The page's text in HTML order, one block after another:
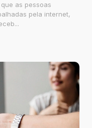
as pessoas
pela internet,